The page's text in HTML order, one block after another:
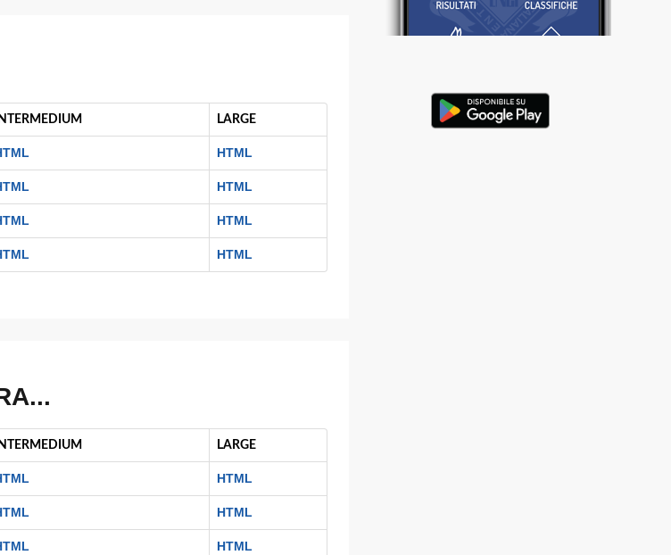
INTERMEDIUM LARGE
HTML
HTML
HTML
HTML
INTERMEDIUM LARGE
HTML
HTML
HTML